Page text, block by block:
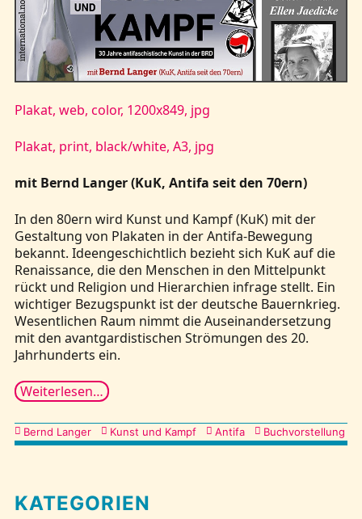
Plakat, web, color, 1200x849, jpg
Plakat, print, black/white, A3, jpg
mit Bernd Langer (KuK, Antifa seit den 70ern)
In den 80ern wird Kunst und Kampf (KuK) mit der
Gestaltung von Plakaten in der Antifa-Bewegung
bekannt. Ideengeschichtlich bezieht sich KuK auf die
Renaissance, die den Menschen in den Mittelpunkt
rückt und Religion und Hierarchien infrage stellt. Ein
wichtiger Bezugspunkt ist der deutsche Bauernkrieg.
Wesentlichen Raum nimmt die Auseinandersetzung
mit den avantgardistischen Strömungen des 20.
Jahrhunderts ein.
Weiterlesen…
Kategorien
Bernd Langer Kunst und Kampf Antifa Buchvorstellung
KATEGORIEN